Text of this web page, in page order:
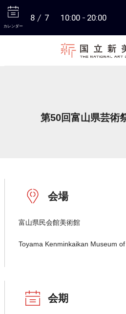
カレンダー
8 7 10:00 20:00
第50回富山県芸術
会場
富山県民会館美術館
Toyama Kenminkaikan Museum of
会期